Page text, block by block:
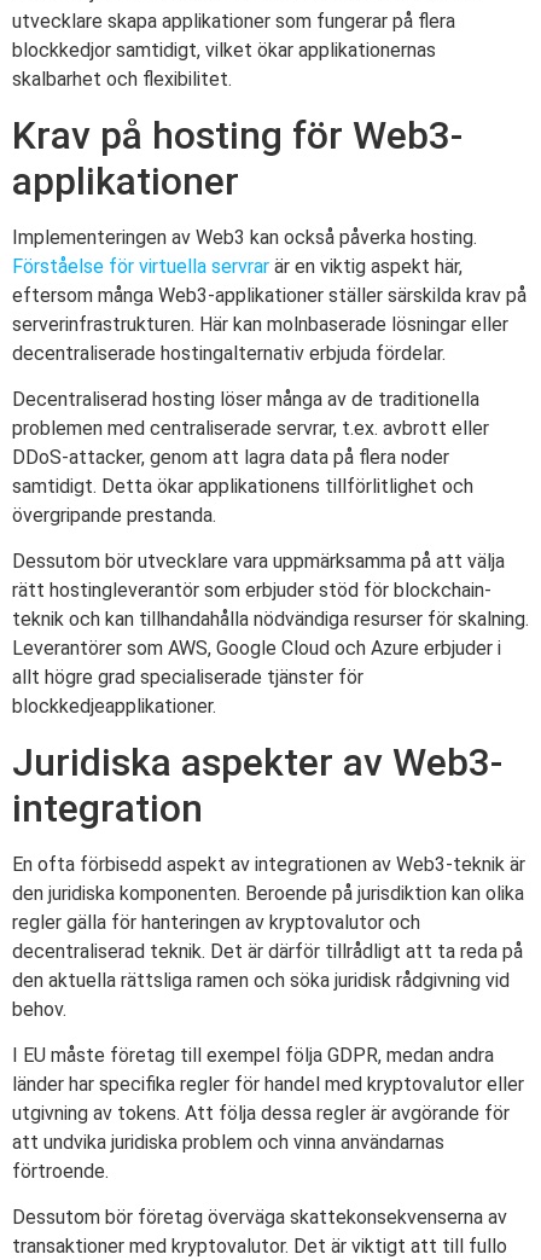
utvecklare skapa applikationer som fungerar på flera
blockkedjor samtidigt, vilket ökar applikationernas
skalbarhet och flexibilitet.
Krav på hosting för Web3-
applikationer
Implementeringen av Web3 kan också påverka hosting.
Förståelse för virtuella servrar är en viktig aspekt här,
eftersom många Web3-applikationer ställer särskilda krav på
serverinfrastrukturen. Här kan molnbaserade lösningar eller
decentraliserade hostingalternativ erbjuda fördelar.
Decentraliserad hosting löser många av de traditionella
problemen med centraliserade servrar, t.ex. avbrott eller
DDoS-attacker, genom att lagra data på flera noder
samtidigt. Detta ökar applikationens tillförlitlighet och
övergripande prestanda.
Dessutom bör utvecklare vara uppmärksamma på att välja
rätt hostingleverantör som erbjuder stöd för blockchain-
teknik och kan tillhandahålla nödvändiga resurser för skalning.
Leverantörer som AWS, Google Cloud och Azure erbjuder i
allt högre grad specialiserade tjänster för
blockkedjeapplikationer.
Juridiska aspekter av Web3-
integration
En ofta förbisedd aspekt av integrationen av Web3-teknik är
den juridiska komponenten. Beroende på jurisdiktion kan olika
regler gälla för hanteringen av kryptovalutor och
decentraliserad teknik. Det är därför tillrådligt att ta reda på
den aktuella rättsliga ramen och söka juridisk rådgivning vid
behov.
I EU måste företag till exempel följa GDPR, medan andra
länder har specifika regler för handel med kryptovalutor eller
utgivning av tokens. Att följa dessa regler är avgörande för
att undvika juridiska problem och vinna användarnas
förtroende.
Dessutom bör företag överväga skattekonsekvenserna av
transaktioner med kryptovalutor. Det är viktigt att till fullo